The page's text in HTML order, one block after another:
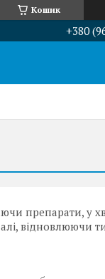
Кошик
+380
препарати, у
відновлюючи